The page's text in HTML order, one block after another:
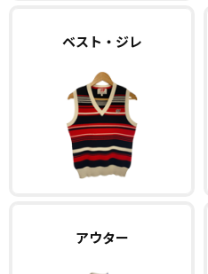
ベスト・ジレ
アウター